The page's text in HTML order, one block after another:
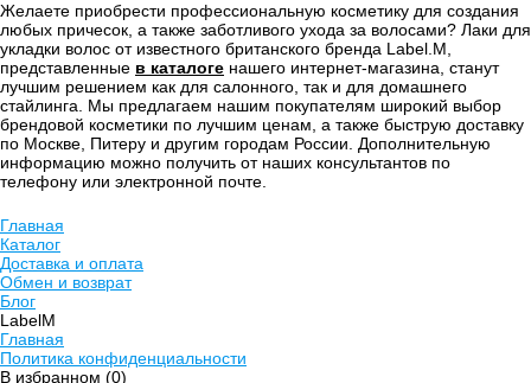
Желаете приобрести профессиональную косметику для создания
любых причесок, а также заботливого ухода за волосами? Лаки для
укладки волос от известного британского бренда Label.M,
представленные в каталоге нашего интернет-магазина, станут
лучшим решением как для салонного, так и для домашнего
стайлинга. Мы предлагаем нашим покупателям широкий выбор
брендовой косметики по лучшим ценам, а также быструю доставку
по Москве, Питеру и другим городам России. Дополнительную
информацию можно получить от наших консультантов по
телефону или электронной почте.
Главная
Каталог
Доставка и оплата
Обмен и возврат
Блог
LabelM
Главная
Политика конфиденциальности
В избранном (0)